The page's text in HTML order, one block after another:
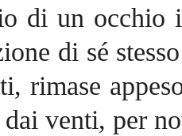
di un occhio
di sé
rimase
dai venti, per